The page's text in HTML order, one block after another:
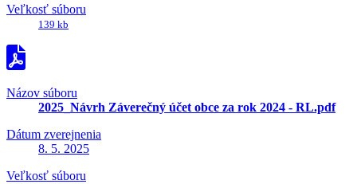
Veľkosť súboru
139 kb
Názov súboru
2025_Návrh Záverečný účet obce za rok 2024 - RL.pdf
Dátum zverejnenia
8. 5. 2025
Veľkosť súboru